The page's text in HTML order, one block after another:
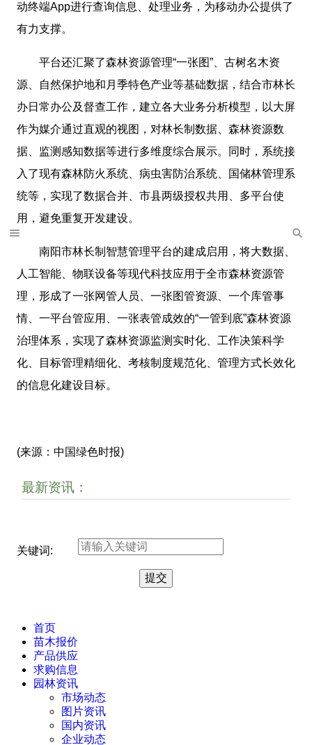
动终端App进行查询信息、处理业务，为移动办公提供了
有力支撑。
平台还汇聚了森林资源管理“一张图”、古树名木资
源、自然保护地和月季特色产业等基础数据，结合市林长
办日常办公及督查工作，建立各大业务分析模型，以大屏
作为媒介通过直观的视图，对林长制数据、森林资源数
据、监测感知数据等进行多维度综合展示。同时，系统接
入了现有森林防火系统、病虫害防治系统、国储林管理系
统等，实现了数据合并、市县两级授权共用、多平台使
用，避免重复开发建设。
南阳市林长制智慧管理平台的建成启用，将大数据、
人工智能、物联设备等现代科技应用于全市森林资源管
理，形成了一张网管人员、一张图管资源、一个库管事
情、一平台管应用、一张表管成效的“一管到底”森林资源
治理体系，实现了森林资源监测实时化、工作决策科学
化、目标管理精细化、考核制度规范化、管理方式长效化
的信息化建设目标。
(来源：中国绿色时报)
最新资讯：
关键词:
首页
苗木报价
产品供应
求购信息
园林资讯
市场动态
图片资讯
国内资讯
企业动态